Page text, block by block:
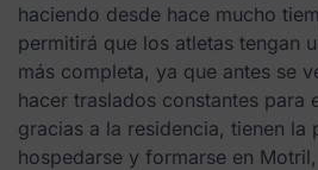
haciendo desde hace mucho
permitirá que los atletas tengan
más completa, ya que antes se
hacer traslados constantes para
gracias a la residencia, tienen la
hospedarse y formarse en